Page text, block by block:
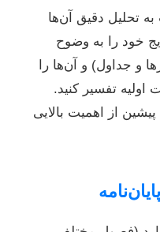
تحلیل دقیق آن‌ها
خود را به وضوح
و جداول) و آن‌ها را
تفسیر کنید.
از اهمیت بالایی